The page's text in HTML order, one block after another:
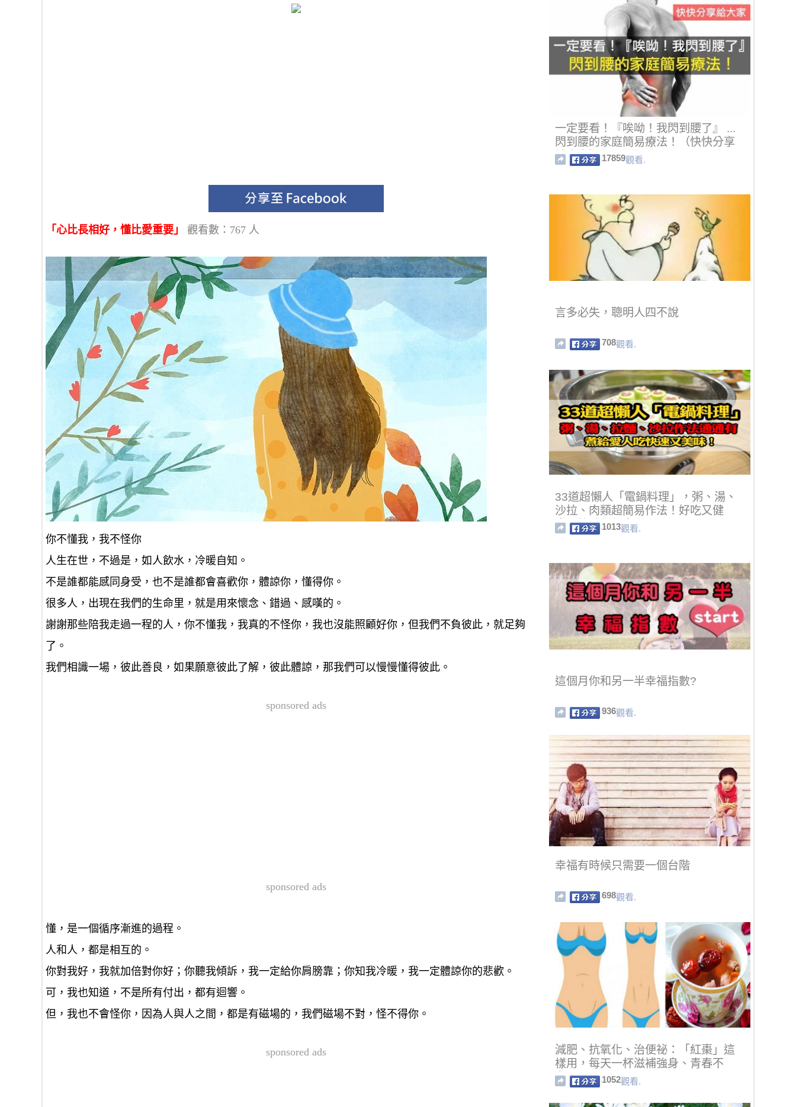
「心比長相好，懂比愛重要」 觀看數：767 人
你不懂我，我不怪你
人生在世，不過是，如人飲水，冷暖自知。
不是誰都能感同身受，也不是誰都會喜歡你，體諒你，懂得你。
很多人，出現在我們的生命里，就是用來懷念、錯過、感嘆的。
謝謝那些陪我走過一程的人，你不懂我，我真的不怪你，我也沒能照顧好你，但我們不負彼此，就足夠
了。
我們相識一場，彼此善良，如果願意彼此了解，彼此體諒，那我們可以慢慢懂得彼此。
sponsored ads
sponsored ads
懂，是一個循序漸進的過程。
人和人，都是相互的。
你對我好，我就加倍對你好；你聽我傾訴，我一定給你肩膀靠；你知我冷暖，我一定體諒你的悲歡。
可，我也知道，不是所有付出，都有迴響。
但，我也不會怪你，因為人與人之間，都是有磁場的，我們磁場不對，怪不得你。
sponsored ads
一定要看！『唉呦！我閃到腰了』 ...
閃到腰的家庭簡易療法！（快快分享
給大家） 17859觀看.
言多必失，聰明人四不說
708觀看.
33道超懶人「電鍋料理」，粥、湯、
沙拉、肉類超簡易作法！好吃又健
康！快點學起來～
1013觀看.
這個月你和另一半幸福指數?
936觀看.
幸福有時候只需要一個台階
698觀看.
減肥、抗氧化、治便祕：「紅棗」這
樣用，每天一杯滋補強身、青春不
老！
1052觀看.